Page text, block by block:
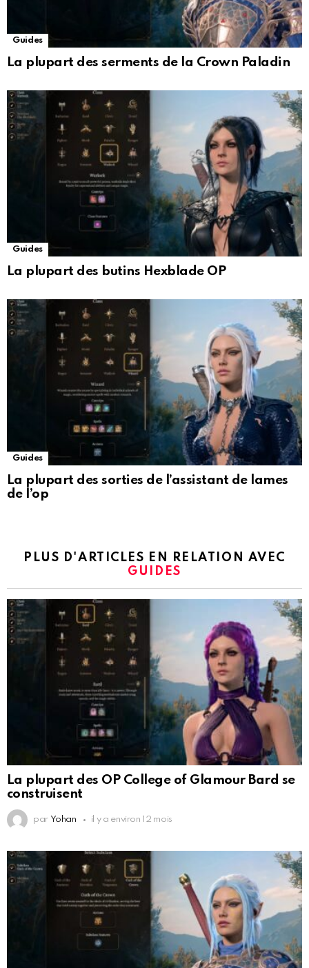
Guides
La plupart des serments de la Crown Paladin
Guides
La plupart des butins Hexblade OP
Guides
La plupart des sorties de l’assistant de lames
de l’op
PLUS D'ARTICLES EN RELATION AVEC
GUIDES
La plupart des OP College of Glamour Bard se
construisent
par Yohan il y a environ 12 mois